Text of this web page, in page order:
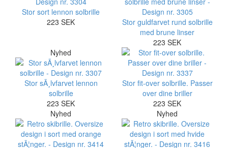
Stor sort lennon solbrille
223 SEK
Stor guldfarvet rund solbrille
med brune linser
223 SEK
Nyhed
Stor sÃ¸lvfarvet lennon
solbrille
223 SEK
Stor fit-over solbrille. Passer
over dine briller
223 SEK
Nyhed
Nyhed